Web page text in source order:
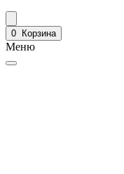
0 Корзина
Меню